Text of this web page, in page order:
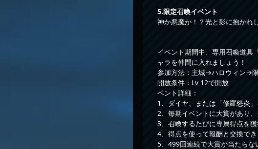
5.限定召喚イベント
神か悪魔か！？光と影に抱かれ
イベント期間中、専用召喚道具
ャラを仲間に入れましょう！
参加方法：主城→ハロウィン→
開放条件：Lv 12で開放
ベント詳細：
1、ダイヤ、または「修羅怒炎」
2、毎期イベントに大賞があり、
3、召喚するたびに専属得点を獲
4、得点を使って報酬と交換でき
5、499回連続で大賞が当たらな